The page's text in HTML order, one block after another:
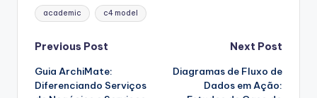
Tags:
academic c4 model
Post
navigation
Previous Post
Guia ArchiMate:
Diferenciando Serviços
Next Post
Diagramas de Fluxo de
Dados em Ação: